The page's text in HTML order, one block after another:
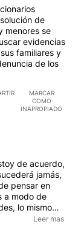
de
menores se
evidencias
familiares y
de los
MARCAR
COMO
INAPROPIADO
de acuerdo,
jamás,
pensar en
a modo de
lo mismo
el Bukele sin
Leer mas